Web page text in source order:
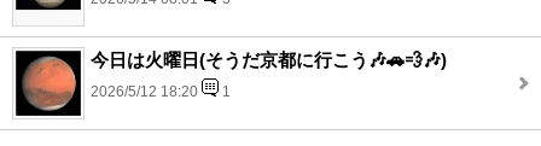
今日は火曜日(そうだ京都に行こう🎶🚗💨🎶)
2026/5/12 18:20 1